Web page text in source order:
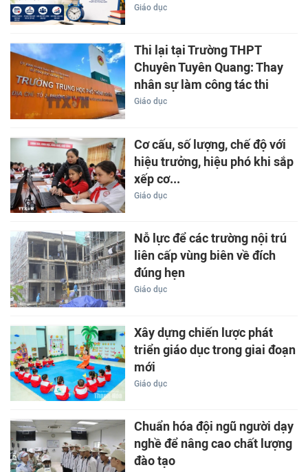
Giáo dục
Thi lại tại Trường THPT
Chuyên Tuyên Quang: Thay
nhân sự làm công tác thi
Giáo dục
Cơ cấu, số lượng, chế độ với
hiệu trưởng, hiệu phó khi sắp
xếp cơ...
Giáo dục
Nỗ lực để các trường nội trú
liên cấp vùng biên về đích
đúng hẹn
Giáo dục
Xây dựng chiến lược phát
triển giáo dục trong giai đoạn
mới
Giáo dục
Chuẩn hóa đội ngũ người dạy
nghề để nâng cao chất lượng
đào tạo